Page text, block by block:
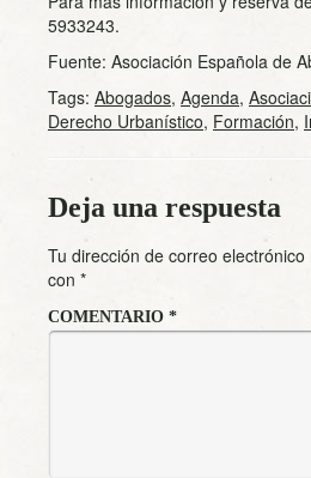
5933243.
Fuente: Asociación Española de
Tags: Abogados, Agenda,
Derecho Urbanístico, Formación,
Deja una respuesta
Tu dirección de correo
con *
COMENTARIO *